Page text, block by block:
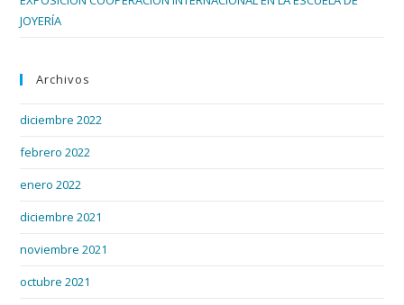
JOYERÍA
Archivos
diciembre 2022
febrero 2022
enero 2022
diciembre 2021
noviembre 2021
octubre 2021